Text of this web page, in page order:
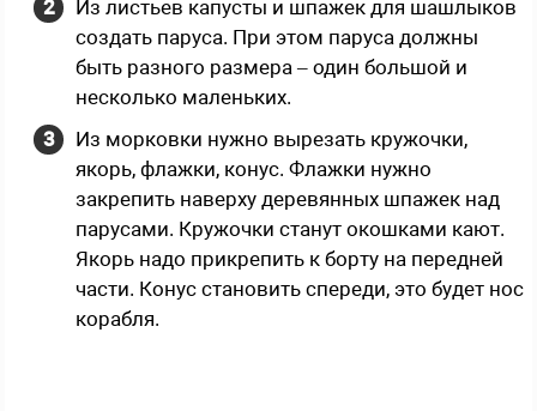
Из листьев капусты и шпажек для шашлыков
создать паруса. При этом паруса должны
быть разного размера – один большой и
несколько маленьких.
Из морковки нужно вырезать кружочки,
якорь, флажки, конус. Флажки нужно
закрепить наверху деревянных шпажек над
парусами. Кружочки станут окошками кают.
Якорь надо прикрепить к борту на передней
части. Конус становить спереди, это будет нос
корабля.